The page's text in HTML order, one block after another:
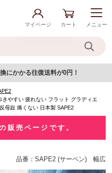
マイページ カート メニュー
にかかる往復送料が0円！
きやすい 疲れない フラット グラディエ
母趾 痛くない 日本製 SAPE2
販売ページです。
品番：SAPE2 (サーペン) 幅広